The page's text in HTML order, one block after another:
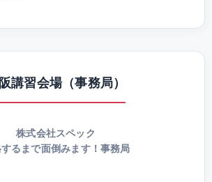
講習会場（事務局）
株式会社スペック
るまで面倒みます！事務局